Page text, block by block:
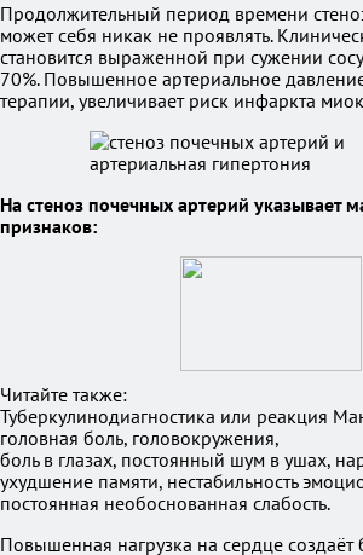
Продолжительный период времени
может себя никак не проявлять.
становится выраженной при сужении
70%. Повышенное артериальное
терапии, увеличивает риск инфаркта
На стеноз почечных артерий указывает
признаков:
Читайте также:
Туберкулинодиагностика или реакция
головная боль, головокружения,
боль в глазах, постоянный шум в ушах,
ухудшение памяти, нестабильность
постоянная необоснованная слабость.
Повышенная нагрузка на сердце создаёт